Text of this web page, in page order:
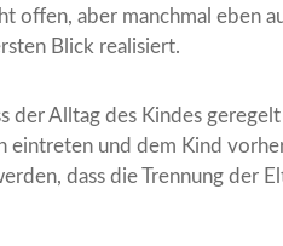
offen, aber manchmal eben
Blick realisiert.
der Alltag des Kindes
eintreten und dem Kind
dass die Trennung der